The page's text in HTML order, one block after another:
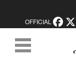
OFFICIAL